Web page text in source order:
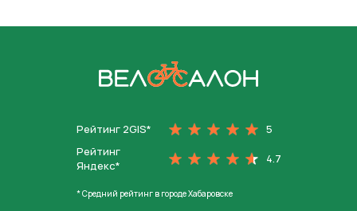
Рейтинг 2GIS*
5
Рейтинг
Яндекс*
4.7
* Средний рейтинг в городе Хабаровске